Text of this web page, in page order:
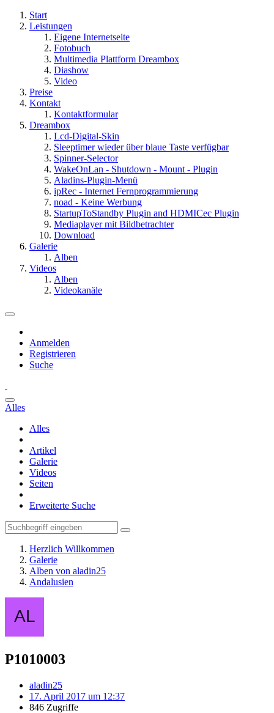
Start
Leistungen
Eigene Internetseite
Fotobuch
Multimedia Plattform Dreambox
Diashow
Video
Preise
Kontakt
Kontaktformular
Dreambox
Lcd-Digital-Skin
Sleeptimer wieder über blaue Taste verfügbar
Spinner-Selector
WakeOnLan - Shutdown - Mount - Plugin
Aladins-Plugin-Menü
ipRec - Internet Fernprogrammierung
noad - Keine Werbung
StartupToStandby Plugin and HDMICec Plugin
Mediaplayer mit Bildbetrachter
Download
Galerie
Alben
Videos
Alben
Videokanäle
Anmelden
Registrieren
Suche
Alles
Alles
Artikel
Galerie
Videos
Seiten
Erweiterte Suche
Herzlich Willkommen
Galerie
Alben von aladin25
Andalusien
P1010003
aladin25
17. April 2017 um 12:37
846 Zugriffe